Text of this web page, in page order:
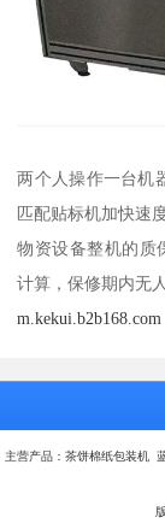
两个人操作一台机
匹配贴标机加快速
物资设备整机的质
计算，保修期内无
m.kekui.b2b168.com
主营产品：茶饼棉纸包装机